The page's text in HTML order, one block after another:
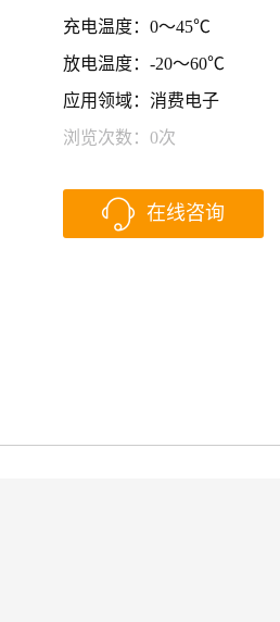
充电温度：0～45℃
放电温度：-20～60℃
应用领域：消费电子
浏览次数： 0次
在线咨询